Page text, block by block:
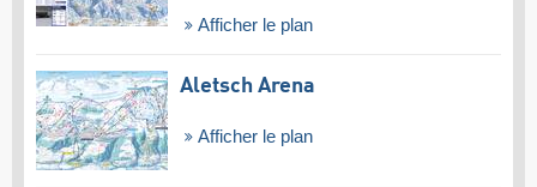
Afficher le plan
Aletsch Arena
Afficher le plan